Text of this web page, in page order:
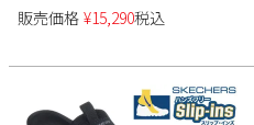
イドステップ プロ 232930 メン
ズ
販売価格 ¥15,290税込